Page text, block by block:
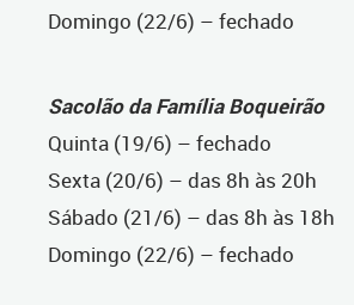
Domingo (22/6) – fechado
Sacolão da Família Boqueirão
Quinta (19/6) – fechado
Sexta (20/6) – das 8h às 20h
Sábado (21/6) – das 8h às 18h
Domingo (22/6) – fechado